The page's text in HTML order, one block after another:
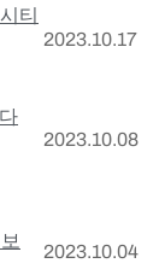
티
2023.10.17
2023.10.08
2023.10.04